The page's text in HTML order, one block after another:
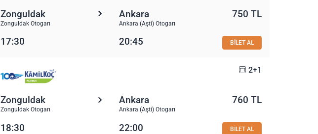
Zonguldak
Zonguldak Otogarı
Ankara
Ankara (Aşti) Otogarı
750 TL
17:30 20:45 BİLET AL
2+1
Zonguldak
Zonguldak Otogarı
Ankara
Ankara (Aşti) Otogarı
760 TL
18:30 22:00 BİLET AL